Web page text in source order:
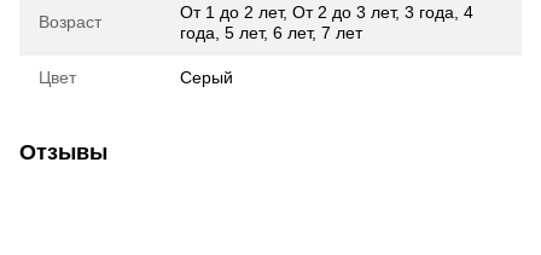
Возраст От 1 до 2 лет, От 2 до 3 лет, 3 года 4
года 5 лет, 6 лет, 7 лет
Цвет Серый
Отзывы